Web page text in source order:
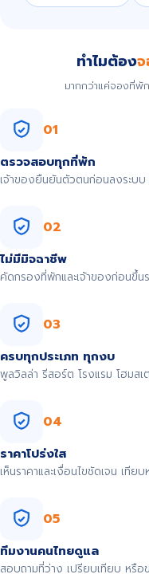
ทำไมต้อง
มากกว่าแค่จองที่
01
ตรวจสอบทุกที่พัก
เจ้าของยืนยันตัวตนก่อนลงระบ
02
ไม่มีมิจฉาชีพ
คัดกรองที่พักและเจ้าของก่อนขึ้
03
ครบทุกประเภท ทุกงบ
พูลวิลล่า รีสอร์ต โรงแรม โฮมส
04
ราคาโปร่งใส
เห็นราคาและเงื่อนไขชัดเจน เที
05
ทีมงานคนไทยดูแล
สอบถามที่ว่าง เปรียบเทียบ หรือ